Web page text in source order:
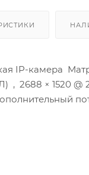
IP-камера
, 2688 × 1520